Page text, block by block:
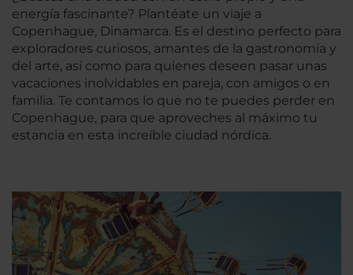
energía fascinante? Plantéate un viaje a
Copenhague, Dinamarca. Es el destino perfecto para
exploradores curiosos, amantes de la gastronomía y
del arte, así como para quienes deseen pasar unas
vacaciones inolvidables en pareja, con amigos o en
familia. Te contamos lo que no te puedes perder en
Copenhague, para que aproveches al máximo tu
estancia en esta increíble ciudad nórdica.